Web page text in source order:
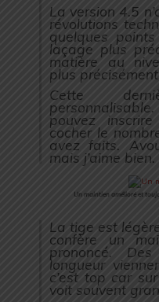
La version 4.5
révolutions
quelques
laçage plus
matière au
plus
Cette
pouvez
cocher le
avez faits.
mais j’aime bien.
Un maintien amélioré et
La tige est
confère un
prononcé.
longueur
c’est top car
voit souvent